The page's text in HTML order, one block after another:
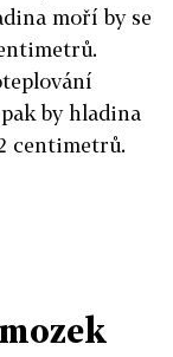
moří by se
by hladina
centimetrů.